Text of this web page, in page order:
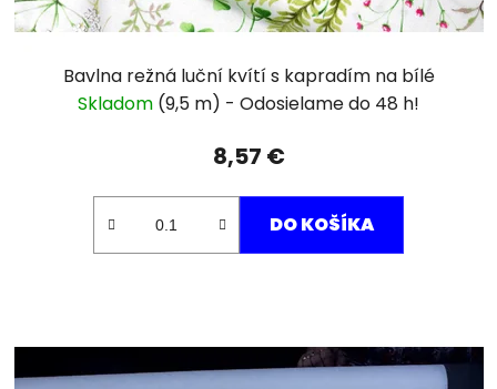
Bavlna režná luční kvítí s kapradím na bílé
Skladom (9,5 m)
8,57 €
DO KOŠÍKA